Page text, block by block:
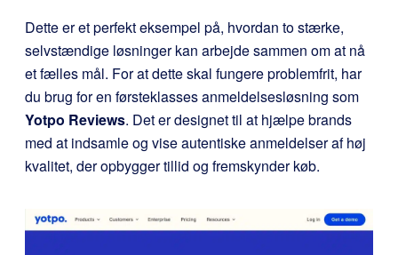
Dette er et perfekt eksempel på, hvordan to stærke,
selvstændige løsninger kan arbejde sammen om at nå
et fælles mål. For at dette skal fungere problemfrit, har
du brug for en førsteklasses anmeldelsesløsning som
Yotpo Reviews. Det er designet til at hjælpe brands
med at indsamle og vise autentiske anmeldelser af høj
kvalitet, der opbygger tillid og fremskynder køb.